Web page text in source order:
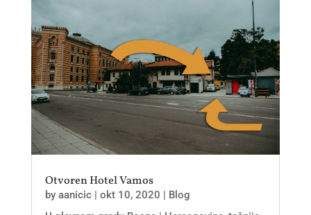
Otvoren Hotel Vamos
by aanicic| okt 10, 2020 | Blog